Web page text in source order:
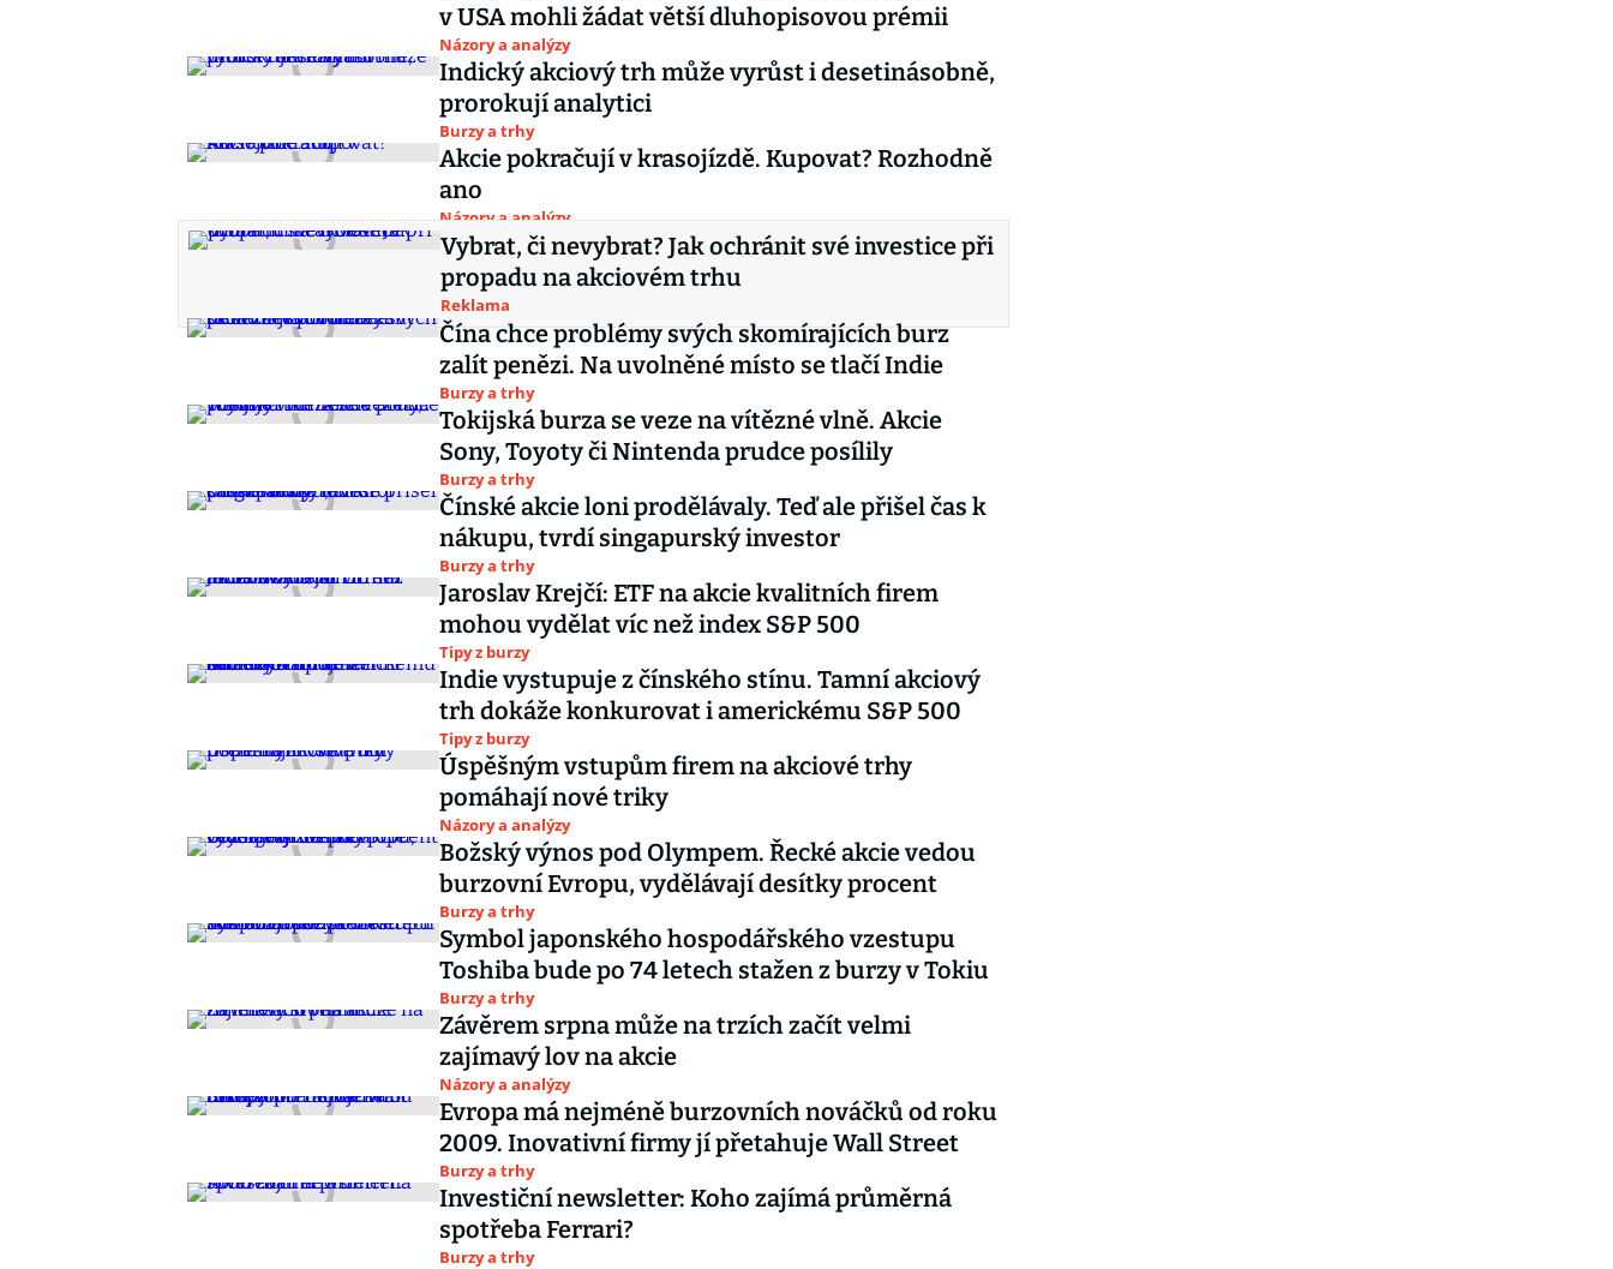
v USA mohli žádat větší dluhopisovou prémii
Názory a analýzy
Indický akciový trh může vyrůst i desetinásobně,
prorokují analytici
Burzy a trhy
Akcie pokračují v krasojízdě. Kupovat? Rozhodně
ano
Názory a analýzy
Vybrat, či nevybrat? Jak ochránit své investice při
propadu na akciovém trhu
Reklama
Čína chce problémy svých skomírajících burz
zalít penězi. Na uvolněné místo se tlačí Indie
Burzy a trhy
Tokijská burza se veze na vítězné vlně. Akcie
Sony, Toyoty či Nintenda prudce posílily
Burzy a trhy
Čínské akcie loni prodělávaly. Teď ale přišel čas k
nákupu, tvrdí singapurský investor
Burzy a trhy
Jaroslav Krejčí: ETF na akcie kvalitních firem
mohou vydělat víc než index S&P 500
Tipy z burzy
Indie vystupuje z čínského stínu. Tamní akciový
trh dokáže konkurovat i americkému S&P 500
Tipy z burzy
Úspěšným vstupům firem na akciové trhy
pomáhají nové triky
Názory a analýzy
Božský výnos pod Olympem. Řecké akcie vedou
burzovní Evropu, vydělávají desítky procent
Burzy a trhy
Symbol japonského hospodářského vzestupu
Toshiba bude po 74 letech stažen z burzy v Tokiu
Burzy a trhy
Závěrem srpna může na trzích začít velmi
zajímavý lov na akcie
Názory a analýzy
Evropa má nejméně burzovních nováčků od roku
2009. Inovativní firmy jí přetahuje Wall Street
Burzy a trhy
Investiční newsletter: Koho zajímá průměrná
spotřeba Ferrari?
Burzy a trhy